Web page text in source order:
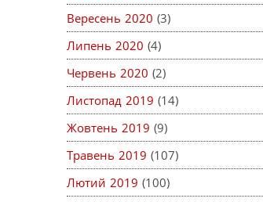
Вересень 2020 (3)
Липень 2020 (4)
Червень 2020 (2)
Листопад 2019 (14)
Жовтень 2019 (9)
Травень 2019 (107)
Лютий 2019 (100)